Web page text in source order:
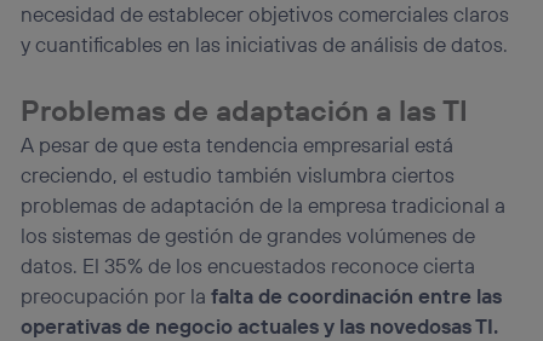
necesidad de establecer objetivos comerciales claros
y cuantificables en las iniciativas de análisis de datos.
Problemas de adaptación a las TI
A pesar de que esta tendencia empresarial está
creciendo, el estudio también vislumbra ciertos
problemas de adaptación de la empresa tradicional a
los sistemas de gestión de grandes volúmenes de
datos. El 35% de los encuestados reconoce cierta
preocupación por lafalta de coordinación entre las
operativas de negocio actuales y las novedosas TI.